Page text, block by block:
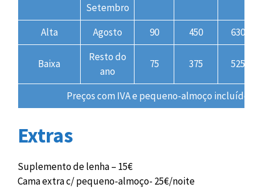
Setembro
Alta Agosto 90 450 630
Baixa
Resto do
ano
75 375 525
Preços com IVA e pequeno-almoço incluídos
Extras
Suplemento de lenha – 15€
Cama extra c/ pequeno-almoço- 25€/noite